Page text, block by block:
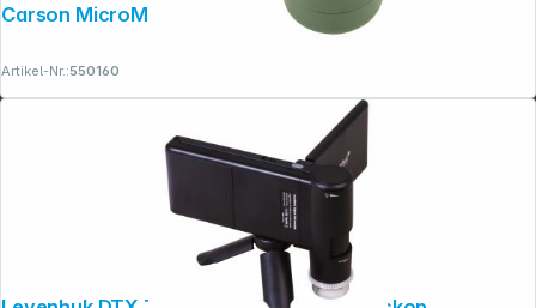
Carson MicroMini grün
Artikel-Nr.:550160